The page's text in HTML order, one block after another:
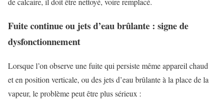
Fuite continue ou jets d’eau brûlante : signe de
dysfonctionnement
Lorsque l’on observe une fuite qui persiste même appareil chaud
et en position verticale, ou des jets d’eau brûlante à la place de la
vapeur, le problème peut être plus sérieux :